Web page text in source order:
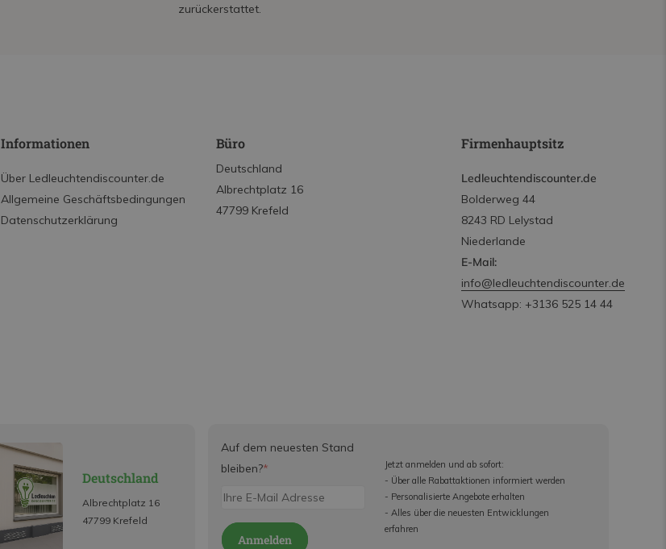
zurückerstattet.
Informationen
Über Ledleuchtendiscounter.de
Allgemeine Geschäftsbedingungen
Datenschutzerklärung
Büro
Deutschland
Albrechtplatz 16
47799 Krefeld
Firmenhauptsitz
Ledleuchtendiscounter.de
Bolderweg 44
8243 RD Lelystad
Niederlande
E-Mail:
info@ledleuchtendiscounter.de
Whatsapp: +3136 525 14 44
Deutschland
Albrechtplatz 16
47799 Krefeld
Auf dem neuesten Stand
bleiben?*
Anmelden
Jetzt anmelden und ab sofort:
- Über alle Rabattaktionen informiert werden
- Personalisierte Angebote erhalten
- Alles über die neuesten Entwicklungen
erfahren